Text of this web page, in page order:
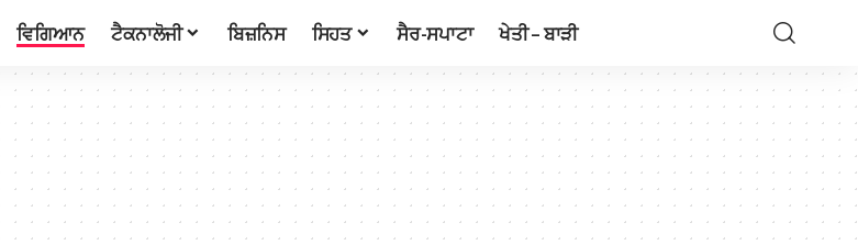
ਵਿਗਿਆਨ ਟੈਕਨਾਲੋਜੀ ਬਿਜ਼ਨਿਸ ਸਿਹਤ ਸੈਰ-ਸਪਾਟਾ ਖੇਤੀ – ਬਾੜੀ